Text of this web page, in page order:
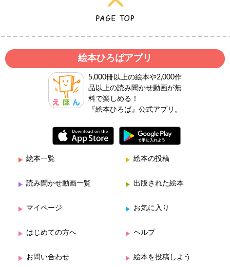
絵本ひろばアプリ
5,000冊以上の絵本や2,000作
品以上の読み聞かせ動画が無
料で楽しめる！
『絵本ひろば』公式アプリ。
絵本一覧 絵本の投稿
読み聞かせ動画一覧 出版された絵本
マイページ お気に入り
はじめての方へ ヘルプ
お問い合わせ 絵本を投稿しよう